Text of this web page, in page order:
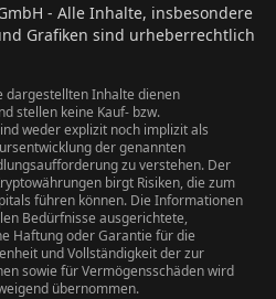
GmbH - Alle Inhalte, insbesondere
Grafiken sind urheberrechtlich
dargestellten Inhalte dienen
stellen keine Kauf- bzw.
weder explizit noch implizit als
der genannten
zu verstehen. Der
birgt Risiken, die zum
führen können. Die Informationen
Bedürfnisse ausgerichtete,
Haftung oder Garantie für die
und Vollständigkeit der zur
sowie für Vermögensschäden wird
übernommen.